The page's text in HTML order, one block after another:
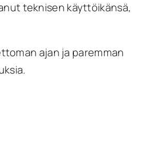
teknisen käyttöikänsä,
ajan ja paremman